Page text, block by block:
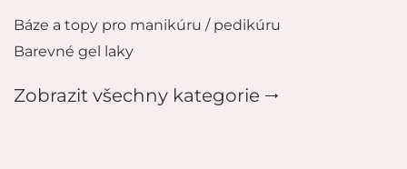
Báze a topy pro manikúru / pedikúru
Barevné gel laky
Zobrazit všechny kategorie 🠂